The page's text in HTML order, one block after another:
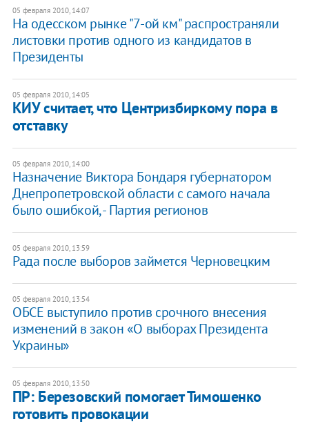
05 февраля 2010, 14:07
На одесском рынке "7-ой км" распространяли
листовки против одного из кандидатов в
Президенты
05 февраля 2010, 14:05
КИУ считает, что Центризбиркому пора в
отставку
05 февраля 2010, 14:00
Назначение Виктора Бондаря губернатором
Днепропетровской области с самого начала
было ошибкой, - Партия регионов
05 февраля 2010, 13:59
Рада после выборов займется Черновецким
05 февраля 2010, 13:54
ОБСЕ выступило против срочного внесения
изменений в закон «О выборах Президента
Украины»
05 февраля 2010, 13:50
ПР: Березовский помогает Тимошенко
готовить провокации